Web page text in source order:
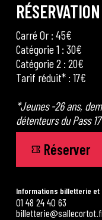
RÉSERVATION
Carré Or : 45€
Catégorie 1 : 30€
Catégorie 2 : 20€
Tarif réduit* : 17€
*Jeunes -26 ans,
détenteurs du Pass 17
Réserver
Informations billetterie
01 48 24 40 63